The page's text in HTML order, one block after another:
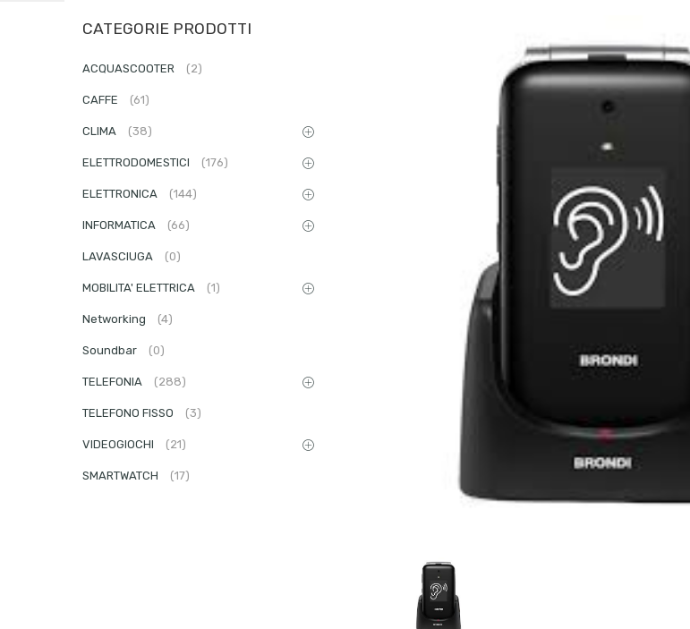
CATEGORIE PRODOTTI
ACQUASCOOTER (2)
CAFFE (61)
CLIMA (38)
ELETTRODOMESTICI (176)
ELETTRONICA (144)
INFORMATICA (66)
LAVASCIUGA (0)
MOBILITA' ELETTRICA (1)
Networking (4)
Soundbar (0)
TELEFONIA (288)
TELEFONO FISSO (3)
VIDEOGIOCHI (21)
SMARTWATCH (17)